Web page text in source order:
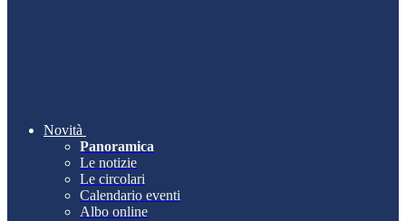
Novità
Panoramica
Le notizie
Le circolari
Calendario eventi
Albo online